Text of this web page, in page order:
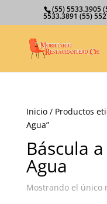
(55) 5533.3905
5533.3891 (55)
Inicio/ Productos
Agua”
Báscula
Agua
Mostrando el único